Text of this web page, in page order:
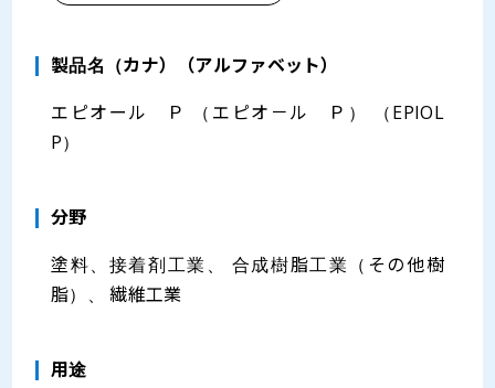
製品名（カナ）（アルファベット）
エピオール Ｐ （エピオ－ル Ｐ） （EPIOL
P）
分野
塗料、接着剤工業、 合成樹脂工業（その他樹
脂）、 繊維工業
⽤途